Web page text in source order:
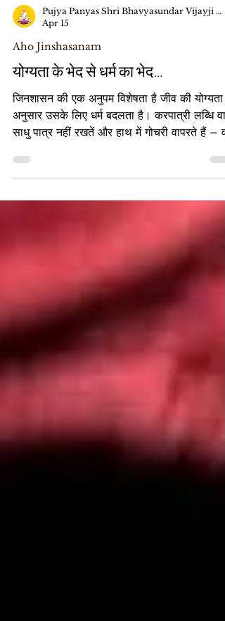
Apr 15
Aho Jinshasanam
योग्यता के भेद से धर्म का भेद…
जिनशासन की एक अनुपम विशेषता है जीव की योग्यता
आदि दोषों से बचाव होता है, और लब्धि होने के कारण
हाथ से आहार गिरता नहीं।) ऐसी लब्धि न हो, तो साधु
पात्र रखते हैं – वह उसके लिए धर्म है। (क्योंकि अगर
पात्र न रखे, तो हाथ से आहार गिर सकता है, लोकनिंदा
होती है... और भी कई दोष हैं।) जिन्होंने पर्याप्त शास्त्र-
अध्ययन कर लिय